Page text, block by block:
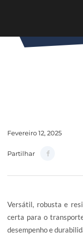
Fevereiro 12, 2025
Partilhar
Versátil, robusta e
certa para o
desempenho e